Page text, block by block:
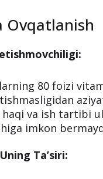
Ovqatlanish
80 foizi
va ish tartibi
imkon
Ta’siri: